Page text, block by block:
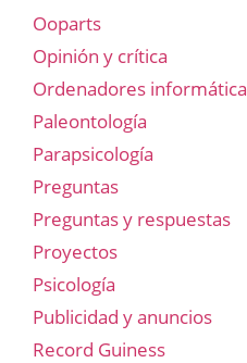
Ooparts
Opinión y crítica
Ordenadores informática
Paleontología
Parapsicología
Preguntas
Preguntas y respuestas
Proyectos
Psicología
Publicidad y anuncios
Record Guiness